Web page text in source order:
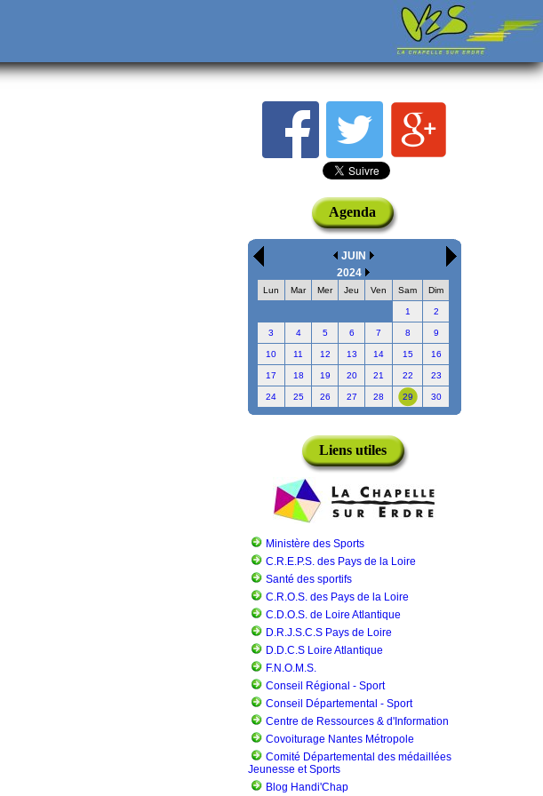
Agenda
JUIN
2024
Lun Mar Mer Jeu Ven Sam Dim
1 2
3 4 5 6 7 8 9
10 11 12 13 14 15 16
17 18 19 20 21 22 23
24 25 26 27 28 29 30
Liens utiles
Ministère des Sports
C.R.E.P.S. des Pays de la Loire
Santé des sportifs
C.R.O.S. des Pays de la Loire
C.D.O.S. de Loire Atlantique
D.R.J.S.C.S Pays de Loire
D.D.C.S Loire Atlantique
F.N.O.M.S.
Conseil Régional - Sport
Conseil Départemental - Sport
Centre de Ressources & d'Information
Covoiturage Nantes Métropole
Comité Départemental des médaillées
Jeunesse et Sports
Blog Handi'Chap